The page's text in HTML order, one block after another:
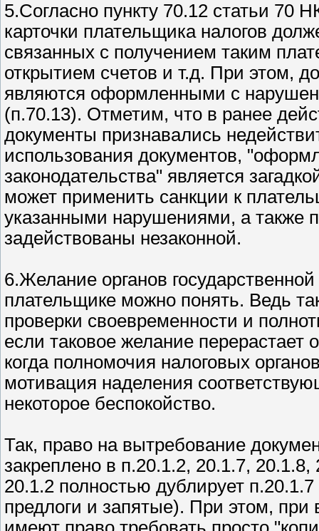
5.Согласно пункту 70.12 статьи 70
карточки плательщика налогов
связанных с получением таким
открытием счетов и т.д. При этом,
являются оформленными с
(п.70.13). Отметим, что в ранее
документы признавались
использования документов,
законодательства" является
может применить санкции к
указанными нарушениями, а также
задействованы незаконной.
6.Желание органов
плательщике можно понять. Ведь
проверки своевременности и
если таковое желание
когда полномочия налоговых
мотивация наделения
некоторое беспокойство.
Так, право на вытребование
закреплено в п.20.1.2, 20.1.7,
20.1.2 полностью дублирует
предлоги и запятые). При этом, при